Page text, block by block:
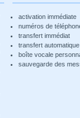
activation immédiate
numéros de
transfert immédiat
transfert
boîte vocale
sauvegarde des